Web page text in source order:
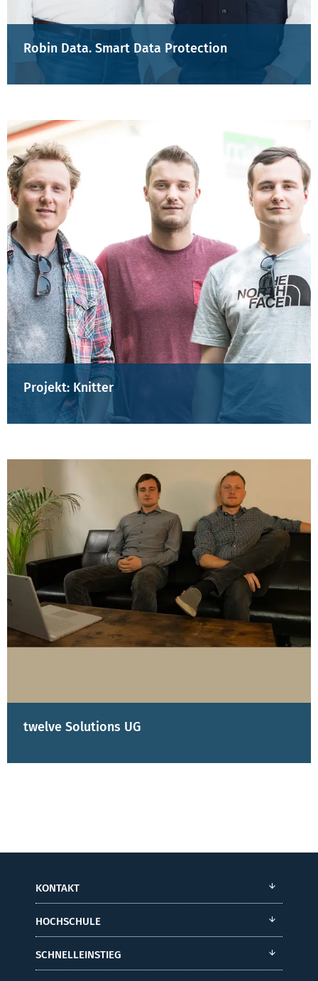
Robin Data. Smart Data Protection
Projekt: Knitter
twelve Solutions UG
KONTAKT
HOCHSCHULE
SCHNELLEINSTIEG